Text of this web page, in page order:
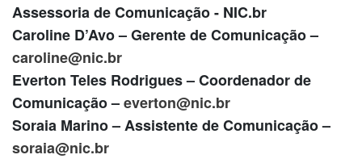
Assessoria de Comunicação - NIC.br
Caroline D’Avo – Gerente de Comunicação –
caroline@nic.br
Everton Teles Rodrigues – Coordenador de
Comunicação –everton@nic.br
Soraia Marino – Assistente de Comunicação –
soraia@nic.br